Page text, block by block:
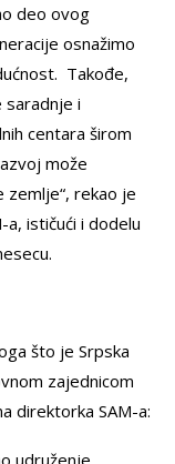
deo ovog
osnažimo
Takođe,
saradnje i
centara širom
može
rekao je
a, ističući i dodelu
što je Srpska
zajednicom
direktorka SAM-a: